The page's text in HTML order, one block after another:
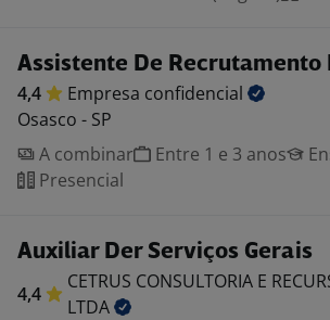
Assistente De Recrutamento
4,4 Empresa confidencial
Osasco - SP
A combinar
Entre 1 e 3 anos
Presencial
Auxiliar Der Serviços Gerais
4,4
CETRUS CONSULTORIA E
LTDA